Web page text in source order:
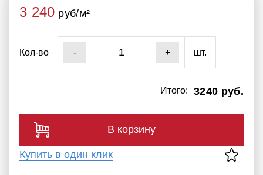
3 240 руб/м²
Кол-во - + шт.
3240 руб.
Итого:
В корзину
Купить в один клик